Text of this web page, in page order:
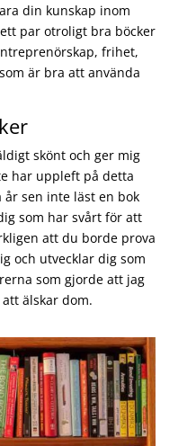
din kunskap inom
par otroligt bra böcker
frihet,
är bra att använda
skönt och ger mig
har uppleft på detta
år sen inte läst en bok
som har svårt för att
att du borde prova
och utvecklar dig som
som gjorde att jag
älskar dom.